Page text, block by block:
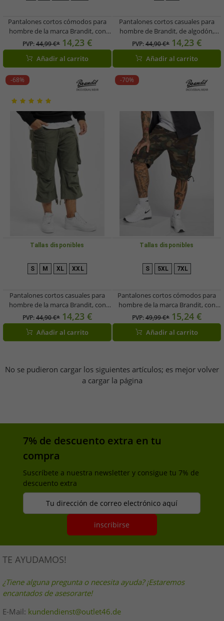
Pantalones cortos cómodos para
hombre de la marca Brandit, con
cremalleras, bolsillos, de algodón y
estampado de camuflaje.
PVP:44,99 €* 14,23 €
Añadir al carrito
Pantalones cortos casuales para
hombre de Brandit, de algodón,
color antracita.
PVP:44,90 €* 14,23 €
Añadir al carrito
-68%
Tallas disponibles
S M XL XXL
Pantalones cortos casuales para
hombre de la marca Brandit, con
bolsillos con cremallera, de algodón,
color caqui.
PVP:44,90 €* 14,23 €
Añadir al carrito
-70%
Tallas disponibles
S 5XL 7XL
Pantalones cortos cómodos para
hombre de la marca Brandit, con
cremalleras, bolsillos, de algodón y
estampado de camuflaje.
PVP:49,99 €* 15,24 €
Añadir al carrito
No se pudieron cargar los siguientes artículos; es mejor volver
a cargar la página
7% de descuento extra en tu
compra
Suscríbete a nuestra newsletter y consigue tu 7% de
descuento extra
Tu dirección de correo electrónico aquí
inscribirse
TE AYUDAMOS!
¿Tiene alguna pregunta o necesita ayuda? ¡Estaremos
encantados de asesorarte!
E-Mail: kundendienst@outlet46.de